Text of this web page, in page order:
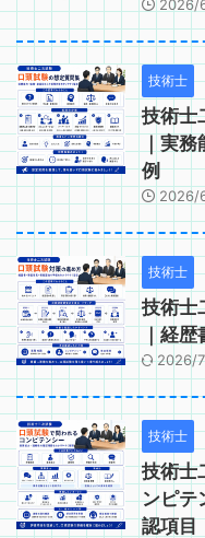
2026/
技術士
技術士
｜実
例
2026/
技術士
技術士
｜経歴
2026/
技術士
技術士
ンピテ
認項目